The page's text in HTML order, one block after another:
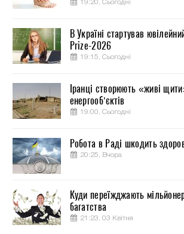
19:20, Сьогодні
В Україні стартував
Prize-2026
19:15, Сьогодні
Іранці створюють «живі
енергооб’єктів
19:00, Сьогодні
Робота в Раді шкодить
20:25, Вчора
Куди переїжджають
багатства
21:23, 03 Квітня